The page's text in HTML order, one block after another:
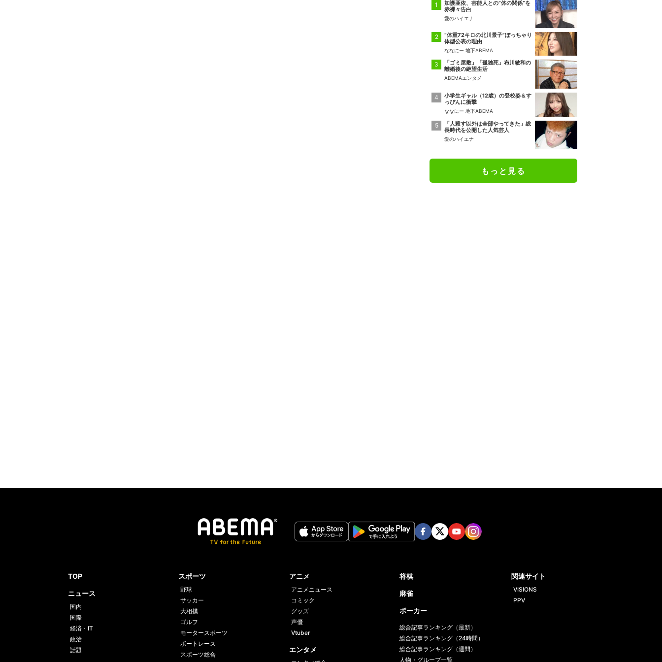
加護亜依、芸能人との“体の関係”を
赤裸々告白
愛のハイエナ
“体重72キロの北川景子”ぽっちゃり
体型公表の理由
ななにー 地下ABEMA
「ゴミ屋敷」「孤独死」布川敏和の
離婚後の絶望生活
ABEMAエンタメ
小学生ギャル（12歳）の登校姿＆す
っぴんに衝撃
ななにー 地下ABEMA
「人殺す以外は全部やってきた」総
長時代を公開した人気芸人
愛のハイエナ
もっと見る
TOP
ニュース
国内
国際
経済・IT
政治
話題
スポーツ
野球
サッカー
大相撲
ゴルフ
モータースポーツ
ボートレース
スポーツ総合
アニメ
アニメニュース
コミック
グッズ
声優
Vtuber
エンタメ
将棋
麻雀
ポーカー
総合記事ランキング（最新）
総合記事ランキング（24時間）
総合記事ランキング（週間）
人物・グループ一覧
関連サイト
VISIONS
PPV